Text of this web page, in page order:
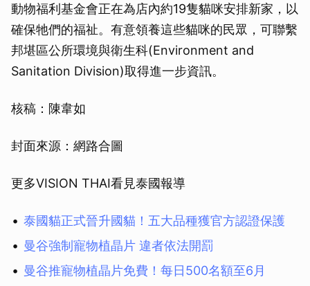
動物福利基金會正在為店內約19隻貓咪安排新家，以
確保牠們的福祉。有意領養這些貓咪的民眾，可聯繫
邦堪區公所環境與衛生科(Environment and
Sanitation Division)取得進一步資訊。
核稿：陳韋如
封面來源：網路合圖
更多VISION THAI看見泰國報導
泰國貓正式晉升國貓！五大品種獲官方認證保護
曼谷強制寵物植晶片 違者依法開罰
曼谷推寵物植晶片免費！每日500名額至6月